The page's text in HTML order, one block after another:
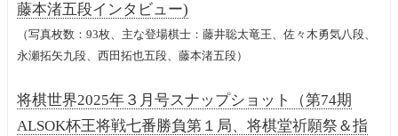
藤本渚五段インタビュー)
（写真枚数：93枚、主な登場棋士：藤井聡太竜王、佐々木勇気八段、
永瀬拓矢九段、西田拓也五段、藤本渚五段）
将棋世界2025年３月号スナップショット（第74期
ALSOK杯王将戦七番勝負第１局、将棋堂祈願祭＆指